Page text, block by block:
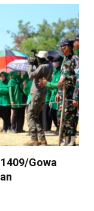
Gowa